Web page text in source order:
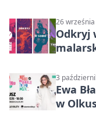
26
Odkryj
3
Ewa
w